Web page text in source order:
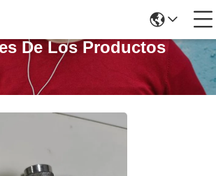
De Los Productos